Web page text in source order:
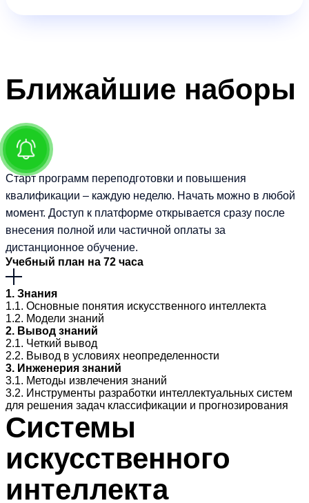
Ближайшие наборы
Старт программ переподготовки и повышения
квалификации – каждую неделю. Начать можно в любой
момент. Доступ к платформе открывается сразу после
внесения полной или частичной оплаты за
дистанционное обучение.
Учебный план на 72 часа
1. Знания
1.1. Основные понятия искусственного интеллекта
1.2. Модели знаний
2. Вывод знаний
2.1. Четкий вывод
2.2. Вывод в условиях неопределенности
3. Инженерия знаний
3.1. Методы извлечения знаний
3.2. Инструменты разработки интеллектуальных систем
для решения задач классификации и прогнозирования
Системы
искусственного
интеллекта